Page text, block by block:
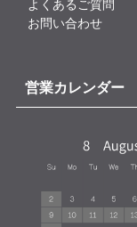
よくあるご質問
お問い合わせ
営業カレンダー